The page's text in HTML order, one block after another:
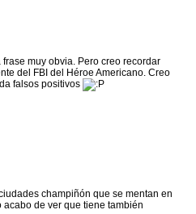
muy obvia. Pero creo recordar
del FBI del Héroe Americano. Creo
falsos positivos
champiñón que se mentan en
de ver que tiene también